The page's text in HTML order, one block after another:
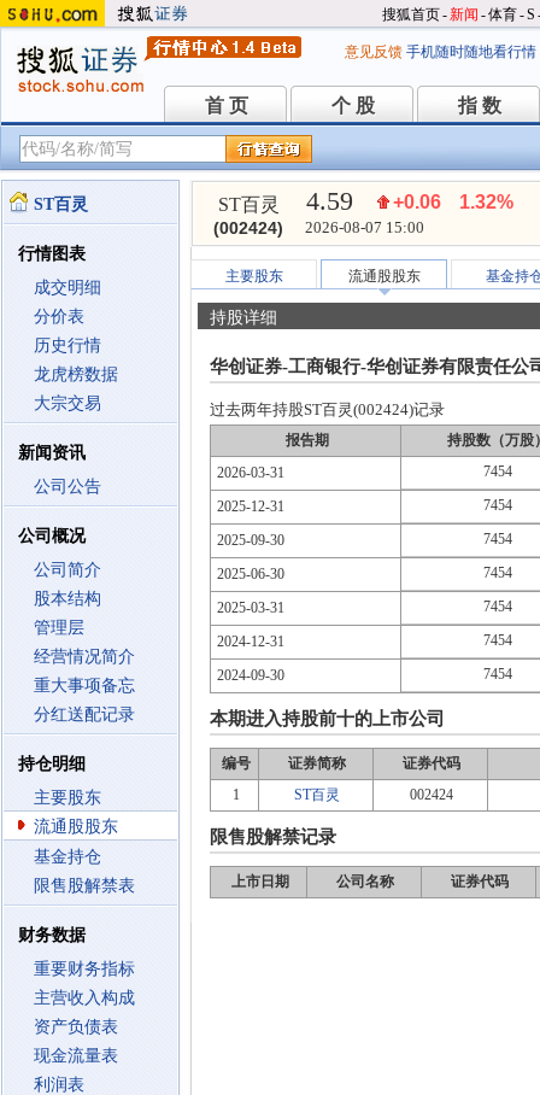
搜狐首页-新闻 -体育-S
意见反馈 手机随时随地看行情
首 页
首 页 个 股
个 股 指 数
指 数
ST百灵
行情图表
成交明细
分价表
历史行情
龙虎榜数据
大宗交易
新闻资讯
公司公告
公司概况
公司简介
股本结构
管理层
经营情况简介
重大事项备忘
分红送配记录
持仓明细
主要股东
流通股股东
基金持仓
限售股解禁表
财务数据
重要财务指标
主营收入构成
资产负债表
现金流量表
利润表
ST百灵
(002424)
4.59 +0.06 1.32%
2026-08-07 15:00
主要股东 流通股股东 基金持
持股详细
华创证券-工商银行-华创证券有限责任公
过去两年持股ST百灵(002424)记录
报告期
持股数（万股
2026-03-31
7454
2025-12-31 7454
2025-09-30 7454
2025-06-30 7454
2025-03-31 7454
2024-12-31 7454
2024-09-30 7454
本期进入持股前十的上市公司
编号 证券简称
证券代码
1
ST百灵 002424
限售股解禁记录
上市日期 公司名称 证券代码